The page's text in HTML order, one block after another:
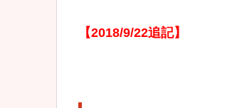
【2018/9/22追記】